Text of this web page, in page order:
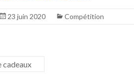
23 juin 2020 Compétition
cadeaux